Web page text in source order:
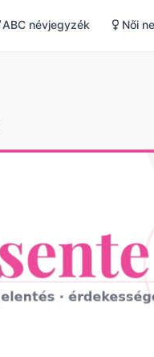
ABC névjegyzék Női